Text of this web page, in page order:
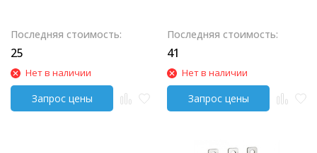
Последняя стоимость:
25
Нет в наличии
Последняя стоимость:
41
Нет в наличии